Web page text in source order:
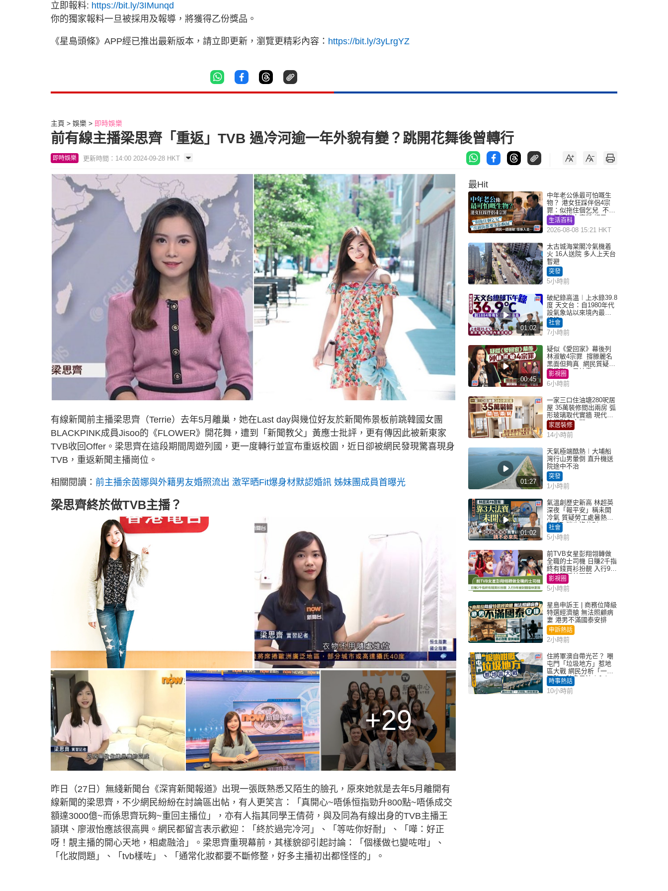
立即報料: https://bit.ly/3IMunqd
你的獨家報料一旦被採用及報導，將獲得乙份獎品。
《星島頭條》APP經已推出最新版本，請立即更新，瀏覽更精彩內容： https://bit.ly/3yLrgYZ
主頁 娛樂 即時娛樂
前有線主播梁思齊「重返」TVB 過冷河逾一年外貌有變？跳開花舞後曾轉行
即時娛樂 更新時間：14:00 2024-09-28 HKT
有線新聞前主播梁思齊（Terrie）去年5月離巢，她在Last day與幾位好友於新聞佈景板前跳韓國女團
BLACKPINK成員Jisoo的《FLOWER》開花舞，遭到「新聞教父」黃應士批評，更有傳因此被新東家
TVB收回Offer。梁思齊在這段期間周遊列國，更一度轉行並宣布重返校園，近日卻被網民發現驚喜現身
TVB，重返新聞主播崗位。
相關閱讀： 前主播余茵娜與外籍男友婚照流出 激罕晒Fit爆身材默認婚訊 姊妹團成員首曝光
梁思齊終於做TVB主播？
+29
昨日（27日）無綫新聞台《深宵新聞報道》出現一張既熟悉又陌生的臉孔，原來她就是去年5月離開有
線新聞的梁思齊，不少網民紛紛在討論區出帖，有人更笑言：「真開心~唔係恒指勁升800點~唔係成交
額達3000億~而係思齊玩夠~重回主播位」，亦有人指其同學王倩荷，與及同為有線出身的TVB主播王
頴琪、廖淑怡應該很高興。網民都留言表示歡迎：「終於過完冷河」、「等咗你好耐」、「嘩：好正
呀！靚主播的開心天地，相處融洽」。梁思齊重現幕前，其樣貌卻引起討論：「個樣做乜變咗咁」、
「化妝問題」、「tvb樣咗」、「通常化妝都要不斷修整，好多主播初出都怪怪的」。
最Hit
中年老公係最可怕嘅生
物？ 港女狂踩伴侶4宗
罪：似拖住個乞兒 不解
為何經常去廁所 網民一
語道破
生活百科
2026-08-08 15:21 HKT
太古城海棠閣冷氣機着
火 16人送院 多人上天台
暫避
突發
5小時前
01:02
破紀錄高溫︱上水錄39.8
度 天文台：自1980年代
設氣象站以來境內最高
紀錄
社會
7小時前
00:45
疑似《愛回家》幕後列
林淑敏4宗罪 撐滕麗名
黑面但夠真 網民質疑：
真係咁一早被雪
影視圈
6小時前
一家三口住油塘280呎居
屋 35萬裝修間出兩房 弧
形玻璃取代實牆 現代神
枱櫃融入玄關
家居裝修
14小時前
01:27
天氣極端酷熱︱大埔船
灣行山男暈倒 直升機送
院途中不治
突發
1小時前
01:02
氣溫創歷史新高 林超英
深夜「報平安」稱未開
冷氣 質疑勞工處暑熱警
告「取消也沒分別」
社會
5小時前
前TVB女星彭翔翎轉做
全職的士司機 日賺2千指
終有錢買衫扮靚 入行9年
被封翻版林夏薇
影視圈
5小時前
星島申訴王 | 商務位降級
特選經濟艙 無法照顧病
妻 港男不滿國泰安排
申訴熱話
2小時前
住將軍澳自帶光芒？ 嘲
屯門「垃圾地方」惹地
區大戰 網民分析「一共
同點」秒息風波｜Juicy
叮
時事熱話
10小時前